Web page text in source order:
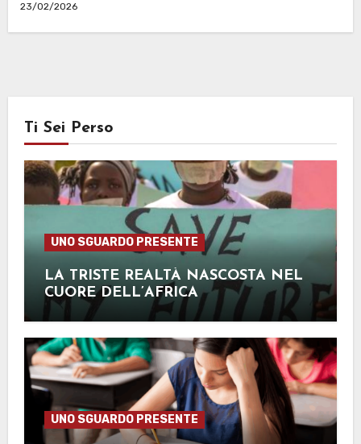
23/02/2026
Ti Sei Perso
UNO SGUARDO PRESENTE
LA TRISTE REALTÀ NASCOSTA NEL
CUORE DELL’AFRICA
UNO SGUARDO PRESENTE